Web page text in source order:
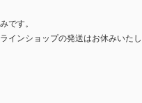
です。
インショップの発送はお休みいたし